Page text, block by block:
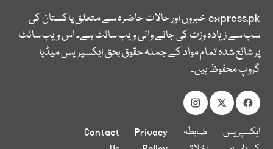
express.pkخبروں اور حالات حاضرہ سے متعلق پاکستان کی
سب سے زیادہ وزٹ کی جانے والی ویب سائٹ ہے۔ اس ویب سائٹ
پر شائع شدہ تمام مواد کے جملہ حقوق بحق ایکسپریس میڈیا
گروپ محفوظ ہیں۔
ایکسپریس ضابطہ Privacy
Contact